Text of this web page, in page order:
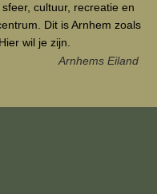
cultuur, recreatie en
Dit is Arnhem zoals
wil je zijn.
Arnhems Eiland